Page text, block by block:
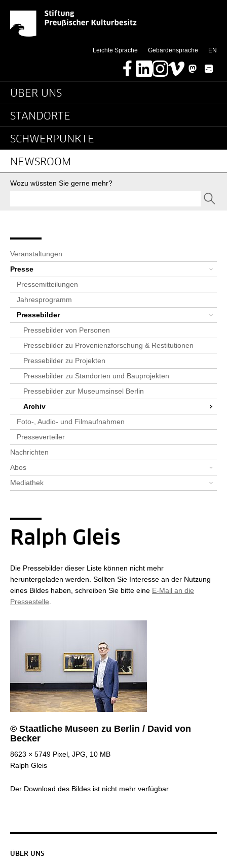
Springe direkt zu:
Detailseite - Stiftung
Leichte Sprache Gebärdensprache EN
FacebookLinkedInInstagram
Vimeo MastodonBluesky
Hauptnavigation
ÜBER UNS
STANDORTE
SCHWERPUNKTE
NEWSROOM
Suche
Wozu wüssten Sie gerne mehr?
Seitenpfad
Bereichsnavigation
Veranstaltungen
Presse
Pressemitteilungen
Jahresprogramm
Pressebilder
Pressebilder von Personen
Pressebilder zu Provenienzforschung & Restitutionen
Pressebilder zu Projekten
Pressebilder zu Standorten und Bauprojekten
Pressebilder zur Museumsinsel Berlin
Archiv
Foto-, Audio- und Filmaufnahmen
Presseverteiler
Nachrichten
Abos
Mediathek
Ralph Gleis
Die Pressebilder dieser Liste können nicht mehr
heruntergeladen werden. Sollten Sie Interesse an der Nutzung
eines Bildes haben, schreiben Sie bitte eine E-Mail an die
Pressestelle
© Staatliche Museen zu Berlin / David von
Becker
8623 × 5749 Pixel, JPG, 10 MB
Ralph Gleis
Der Download des Bildes ist nicht mehr verfügbar
Servicenavigation
ÜBER UNS